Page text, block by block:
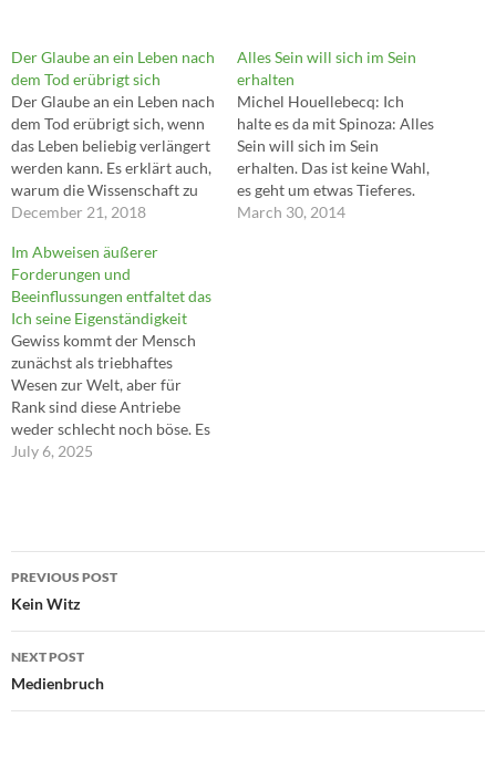
Der Glaube an ein Leben nach
dem Tod erübrigt sich
Der Glaube an ein Leben nach
dem Tod erübrigt sich, wenn
das Leben beliebig verlängert
werden kann. Es erklärt auch,
warum die Wissenschaft zu
einer Ersatzreligion werden
December 21, 2018
Alles Sein will sich im Sein
erhalten
Michel Houellebecq: Ich
halte es da mit Spinoza: Alles
Sein will sich im Sein
erhalten. Das ist keine Wahl,
es geht um etwas Tieferes.
Vielleicht zuerst einmal: Hör
March 30, 2014
Im Abweisen äußerer
Forderungen und
Beeinflussungen entfaltet das
Ich seine Eigenständigkeit
Gewiss kommt der Mensch
zunächst als triebhaftes
Wesen zur Welt, aber für
Rank sind diese Antriebe
weder schlecht noch böse. Es
ist die Naturausstattung des
hat die Aspekte der Freiheit,
des…
July 6, 2025
Post
navigation
PREVIOUS POST
Kein Witz
NEXT POST
Medienbruch